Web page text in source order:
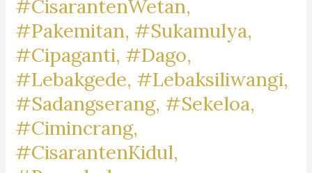
#CisarantenWetan,
#Pakemitan, #Sukamulya,
#Cipaganti, #Dago,
#Lebakgede, #Lebaksiliwangi,
#Sadangserang, #Sekeloa,
#Cimincrang,
#CisarantenKidul,